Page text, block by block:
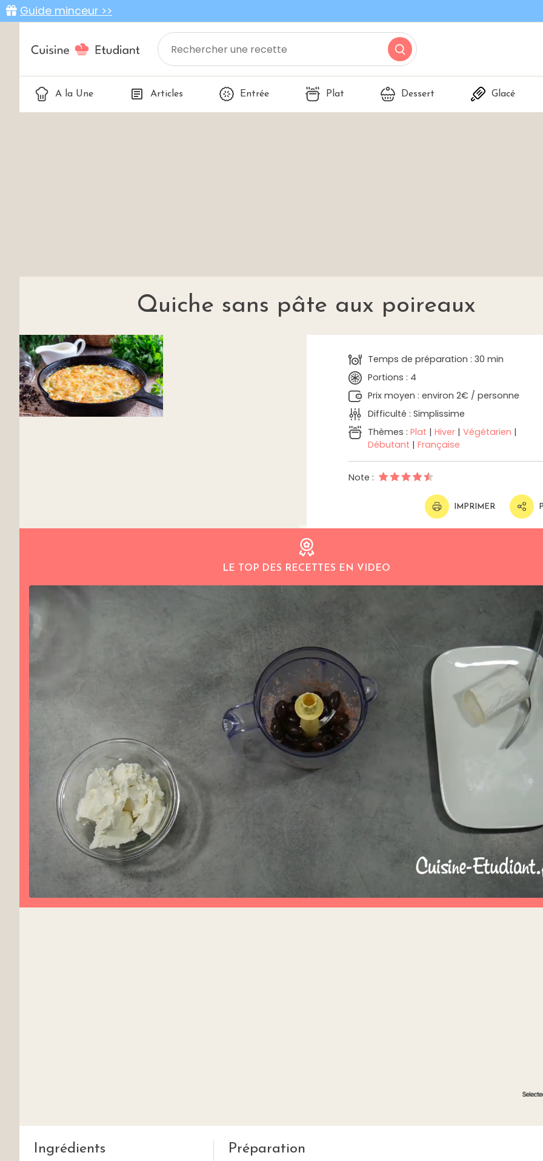
Guide minceur >>
A la Une Articles Entrée Plat Dessert Glacé
Quiche sans pâte aux poireaux
Temps de préparation : 30 min
Portions : 4
Prix moyen : environ 2€ / personne
Difficulté : Simplissime
Thèmes :Plat |Hiver |Végétarien |
Débutant |Française
Note :
IMPRIMER
LE TOP DES RECETTES EN VIDEO
Ingrédients Préparation